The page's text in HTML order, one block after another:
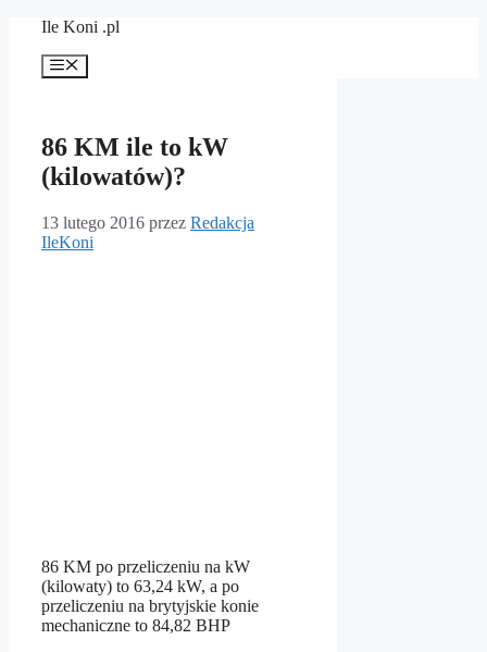
PrzejdźIle Koni .pl
Menu
86 KM ile to kW
(kilowatów)?
13 lutego 2016 przez Redakcja
IleKoni
86 KM po przeliczeniu na kW
(kilowaty) to 63,24 kW, a po
przeliczeniu na brytyjskie konie
mechaniczne to 84,82 BHP